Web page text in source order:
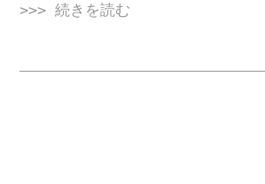
>>> 続きを読む